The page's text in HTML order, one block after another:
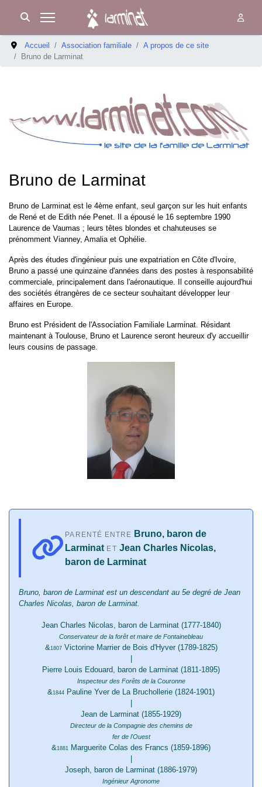
Accueil Association familiale
A propos de ce site
Bruno de Larminat
Bruno de Larminat
Bruno de Larminat est le 4ème enfant, seul garçon sur les huit enfants
de René et de Edith née Penet. Il a épousé le 16 septembre 1990
Laurence de Vaumas ; leurs têtes blondes et chahuteuses se
prénomment Vianney, Amalia et Ophélie.
Après des études d'ingénieur puis une expatriation en Côte d'Ivoire,
Bruno a passé une quinzaine d'années dans des postes à responsabilité
commerciale, principalement dans l'aéronautique. Il conseille aujourd'hui
des sociétés étrangères de ce secteur souhaitant développer leur
affaires en Europe.
Bruno est Président de l'Association Familiale Larminat. Résidant
maintenant à Toulouse, Bruno et Laurence seront heureux d'y accueillir
leurs cousins de passage.
PARENTÉ ENTRE
Bruno, baron de
Larminat ET Jean Charles Nicolas,
baron de Larminat
Bruno, baron de Larminat est un descendant au 5e degré de Jean
Charles Nicolas, baron de Larminat.
Jean Charles Nicolas, baron de Larminat (1777-1840)
Conservateur de la forêt et maire de Fontainebleau
& 1807Victorine Marrier de Bois d'Hyver (1789-1825)
|
Pierre Louis Edouard, baron de Larminat (1811-1895)
Inspecteur des Forêts de la Couronne
& 1844 Pauline Yver de La Bruchollerie (1824-1901)
|
Jean de Larminat (1855-1929)
Directeur de la Compagnie des chemins de
fer de l'Ouest
& 1881
Marguerite Colas des Francs (1859-1896)
|
Joseph, baron de Larminat (1886-1979)
Ingénieur Agronome